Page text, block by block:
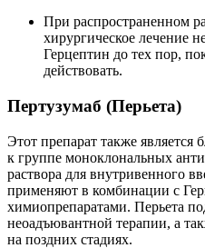
При распространенном
хирургическое лечение
Герцептин до тех пор,
действовать.
Пертузумаб (Перьета)
Этот препарат также является
к группе моноклональных
раствора для внутривенного
применяют в комбинации с
химиопрепаратами. Перьета
неоадъювантной терапии, а
на поздних стадиях.